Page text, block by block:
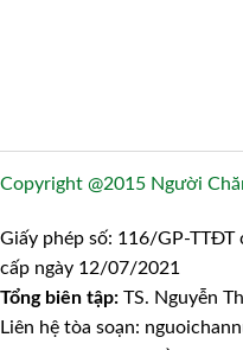
Copyright @2015 Người
Giấy phép số: 116/GP-TTĐT
cấp ngày 12/07/2021
Tổng biên tập: TS. Nguyễn
Liên hệ tòa soạn: